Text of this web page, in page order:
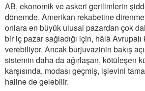
AB, ekonomik ve askeri gerilimlerin
dönemde, Amerikan rekabetine
onlara en büyük ulusal pazardan çok
bir iç pazar sağladığı için, hâlâ
verebiliyor. Ancak burjuvazinin bakış
sistemin daha da ağırlaşan, kötüleşen
karşısında, modası geçmiş, işlevini
haline de gelebilir.